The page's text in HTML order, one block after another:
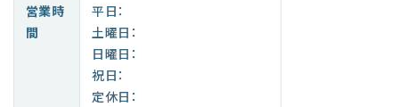
営業時
間
平日：
土曜日：
日曜日：
祝日：
定休日：